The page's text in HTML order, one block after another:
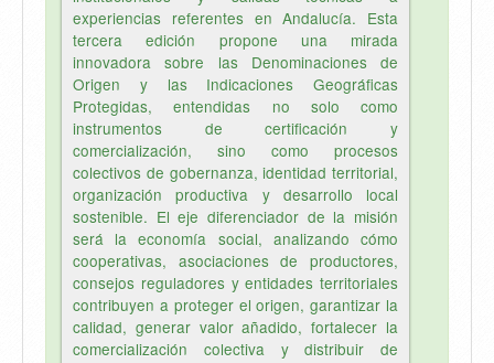
experiencias referentes en Andalucía. Esta
tercera edición propone una mirada
innovadora sobre las Denominaciones de
Origen y las Indicaciones Geográficas
Protegidas, entendidas no solo como
instrumentos de certificación y
comercialización, sino como procesos
colectivos de gobernanza, identidad territorial,
organización productiva y desarrollo local
sostenible. El eje diferenciador de la misión
será la economía social, analizando cómo
cooperativas, asociaciones de productores,
consejos reguladores y entidades territoriales
contribuyen a proteger el origen, garantizar la
calidad, generar valor añadido, fortalecer la
comercialización colectiva y distribuir de